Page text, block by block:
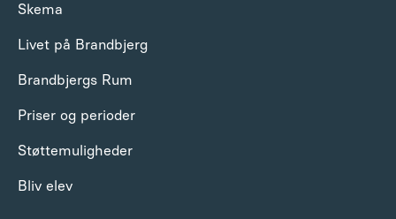
Skema
Livet på Brandbjerg
Brandbjergs Rum
Priser og perioder
Støttemuligheder
Bliv elev